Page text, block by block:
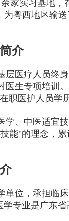
家实习基地
粤西地区输
介
医疗人员终
生专项培训
职医护人员学
、中医适宜
能"的理念，
位，承担临
专业是广东